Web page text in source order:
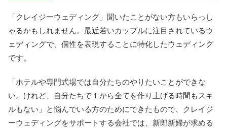
「クレイジーウェディング」聞いたことがない方もいらっし
ゃるかもしれません。最近若いカップルに注目されているウ
ェディングで、個性を表現することに特化したウェディング
です。
「ホテルや専門式場では自分たちのやりたいことができな
い。けれど、自分たちで１から全てを作り上げる時間もスキ
ルもない」と悩んでいる方のためにできたもので、クレイジ
ーウェディングをサポートする会社では、新郎新婦が求める